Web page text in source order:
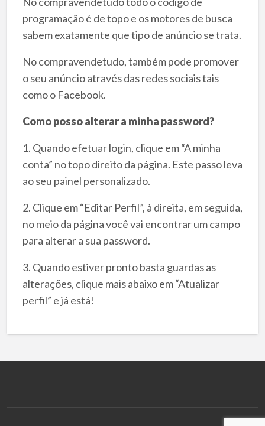
programação é de topo e os motores de busca
sabem exatamente que tipo de anúncio se trata.
No compravendetudo, também pode promover
o seu anúncio através das redes sociais tais
como o Facebook.
Como posso alterar a minha password?
1. Quando efetuar login, clique em “A minha
conta” no topo direito da página. Este passo leva
ao seu painel personalizado.
2. Clique em “Editar Perfil”, à direita, em seguida,
no meio da página você vai encontrar um campo
para alterar a sua password.
3. Quando estiver pronto basta guardas as
alterações, clique mais abaixo em “Atualizar
perfil” e já está!